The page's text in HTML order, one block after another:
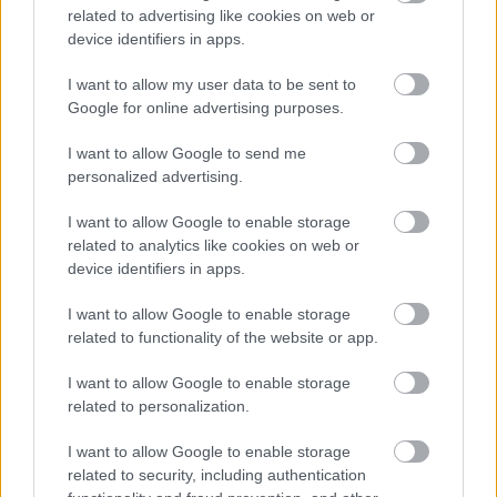
related to advertising like cookies on web or
device identifiers in apps.
I want to allow my user data to be sent to
Google for online advertising purposes.
I want to allow Google to send me
personalized advertising.
I want to allow Google to enable storage
related to analytics like cookies on web or
device identifiers in apps.
I want to allow Google to enable storage
related to functionality of the website or app.
I want to allow Google to enable storage
related to personalization.
I want to allow Google to enable storage
related to security, including authentication
Kerker hatten seine Gesundheit zerstört, das übrige
tat die Hungersnot der Nachkriegszeit. Zwei Jahre
blieben ihm zum Schreiben, und er schrieb wie
jemand, der im Wettlauf mit dem Tode schreibt.“
(Heinrich Böll)
Während Borchert in Basel von der Welt Abschied
nahm, riefen die Anschlagsäulen in Hamburg seinen
Namen aus. Die Kammerspiele kündigten die
Premiere "Draussen vor der Tür“ an. Einen Tag vor
der Premiere starb Borchert in Basel. Er konnte den
hören. Er war über Nacht berühmt geworden.
bereits nach der ersten Viertelstunde, daß es ein
gutes ist. Man weiß nicht genau, ob es der
Schauspieler oder die zauberhafte Regie ist oder
gleich eine unbeschreibliche Mischung aller drei